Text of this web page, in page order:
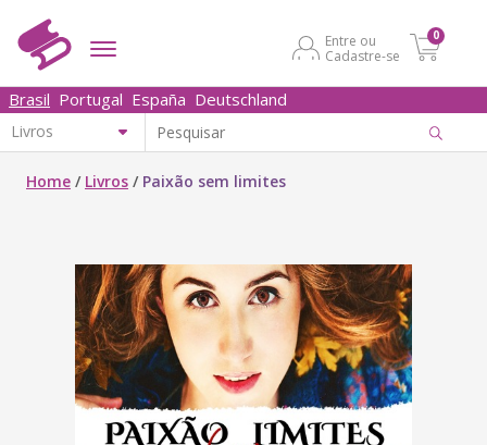
Entre ou
Cadastre-se
0
Brasil Portugal España Deutschland
Home / Livros / Paixão sem limites